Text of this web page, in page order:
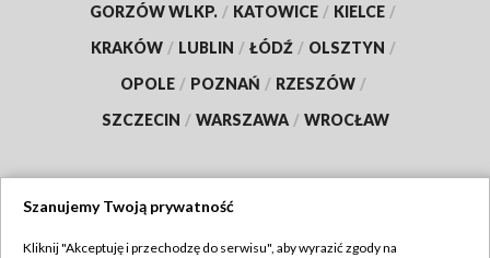
GORZÓW WLKP. / KATOWICE / KIELCE /
KRAKÓW / LUBLIN / ŁÓDŹ / OLSZTYN /
OPOLE / POZNAŃ / RZESZÓW /
SZCZECIN / WARSZAWA / WROCŁAW
Szanujemy Twoją prywatność
Kliknij "Akceptuję i przechodzę do serwisu", aby wyrazić zgody na